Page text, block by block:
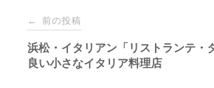
投
稿
← 前の投稿
浜松・イタリアン「リストランテ・
良い小さなイタリア料理店